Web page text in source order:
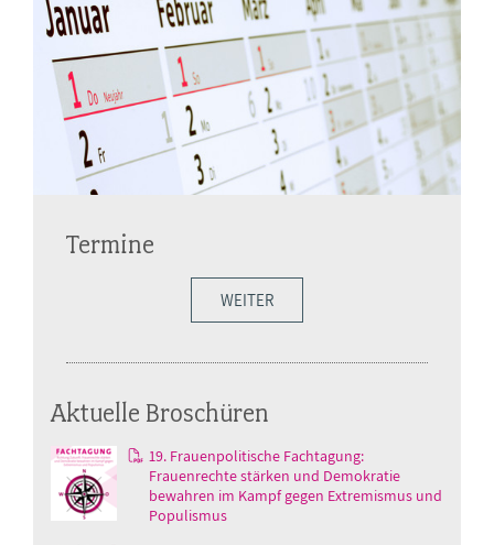
Termine
WEITER
Aktuelle Broschüren
19. Frauenpolitische Fachtagung:
Frauenrechte stärken und Demokratie
bewahren im Kampf gegen Extremismus und
Populismus